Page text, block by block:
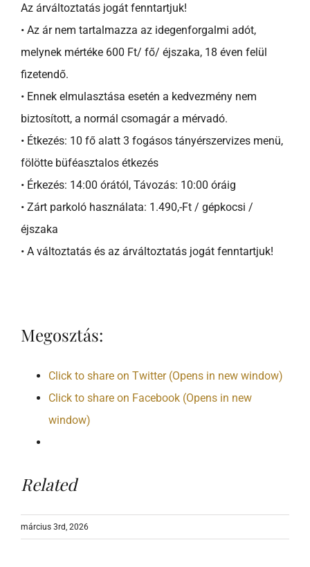
Az árváltoztatás jogát fenntartjuk!
• Az ár nem tartalmazza az idegenforgalmi adót,
melynek mértéke 600 Ft/ fő/ éjszaka, 18 éven felül
fizetendő.
• Ennek elmulasztása esetén a kedvezmény nem
biztosított, a normál csomagár a mérvadó.
• Étkezés: 10 fő alatt 3 fogásos tányérszervizes menü,
fölötte büféasztalos étkezés
• Érkezés: 14:00 órától, Távozás: 10:00 óráig
• Zárt parkoló használata: 1.490,-Ft / gépkocsi /
éjszaka
• A változtatás és az árváltoztatás jogát fenntartjuk!
Megosztás:
Click to share on Twitter (Opens in new window)
Click to share on Facebook (Opens in new
window)
Related
március 3rd, 2026
ONLINE KALKULÁCIÓ
recepcio@szindbad.hu